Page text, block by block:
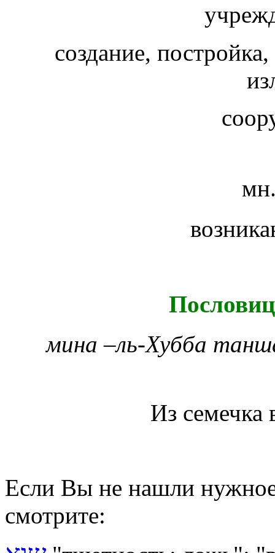
создание,
мина –ль-Хубба
Из семечка
Если Вы не нашли нужное
смотрите: